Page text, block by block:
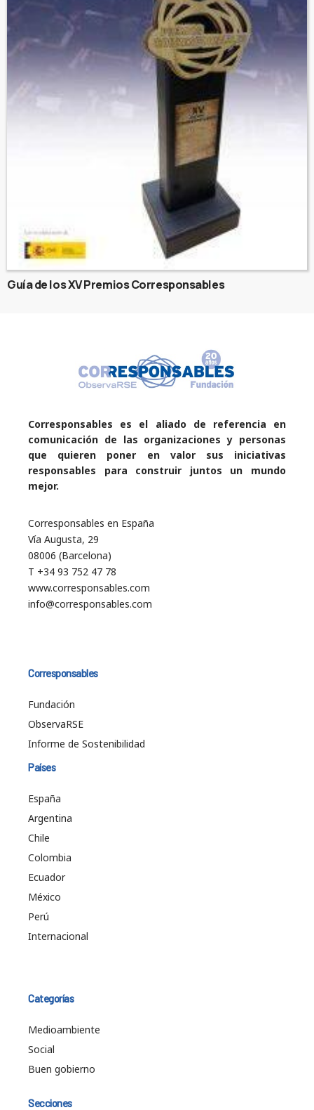
Guía de los XV Premios Corresponsables
Corresponsables es el aliado de referencia en
comunicación de las organizaciones y personas
que quieren poner en valor sus iniciativas
responsables para construir juntos un mundo
mejor.
Corresponsables en España
Vía Augusta, 29
08006 (Barcelona)
T +34 93 752 47 78
www.corresponsables.com
info@corresponsables.com
Corresponsables
Fundación
ObservaRSE
Informe de Sostenibilidad
Países
España
Argentina
Chile
Colombia
Ecuador
México
Perú
Internacional
Categorías
Medioambiente
Social
Buen gobierno
Secciones